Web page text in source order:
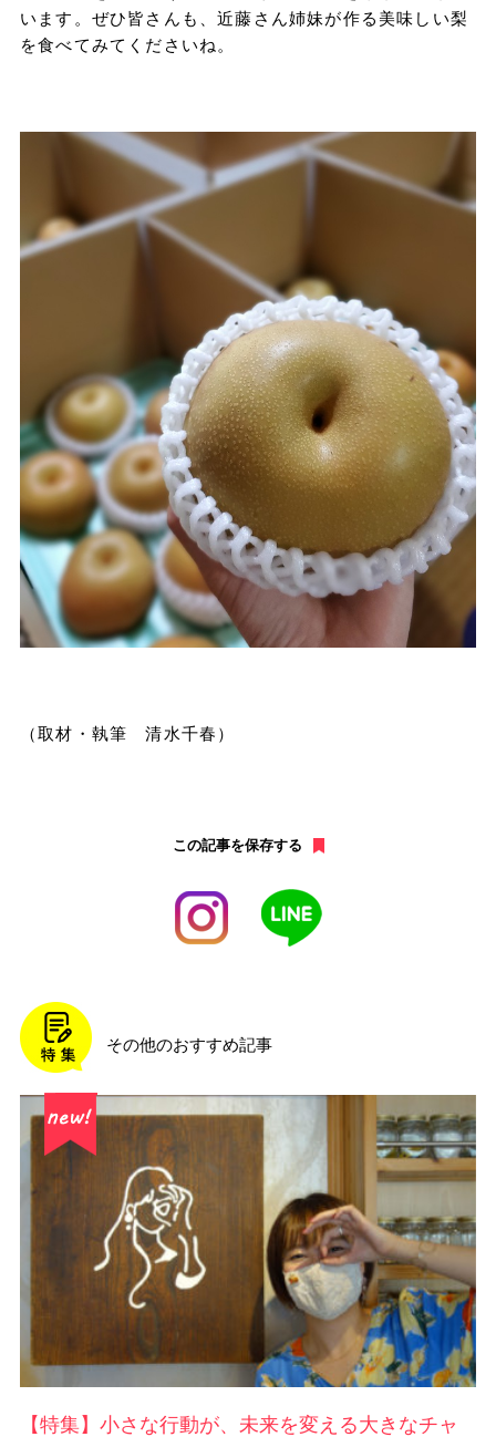
います。ぜひ皆さんも、近藤さん姉妹が作る美味しい梨
を食べてみてくださいね。
（取材・執筆 清水千春）
この記事を保存する
その他のおすすめ記事
【特集】小さな行動が、未来を変える大きなチャ